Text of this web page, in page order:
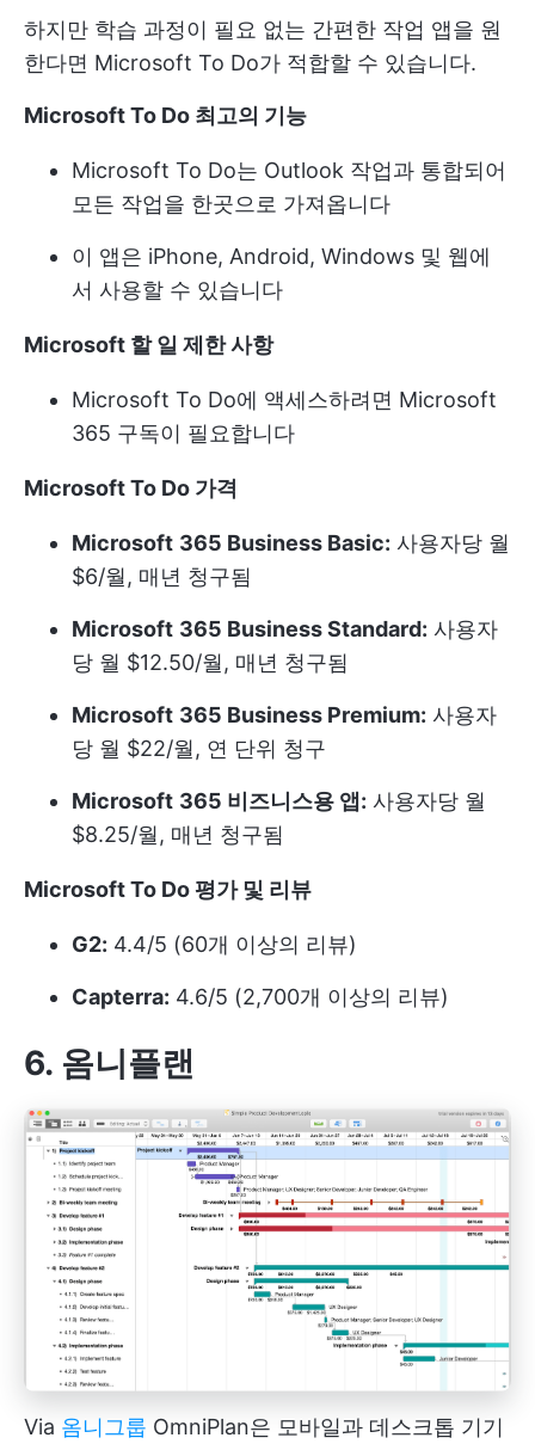
하지만 학습 과정이 필요 없는 간편한 작업 앱을 원
한다면 Microsoft To Do가 적합할 수 있습니다.
Microsoft To Do 최고의 기능
Microsoft To Do는 Outlook 작업과 통합되어
모든 작업을 한곳으로 가져옵니다
이 앱은 iPhone, Android, Windows 및 웹에
서 사용할 수 있습니다
Microsoft 할 일 제한 사항
Microsoft To Do에 액세스하려면 Microsoft
365 구독이 필요합니다
Microsoft To Do 가격
Microsoft 365 Business Basic: 사용자당 월
$6/월, 매년 청구됨
Microsoft 365 Business Standard: 사용자
당 월 $12.50/월, 매년 청구됨
Microsoft 365 Business Premium: 사용자
당 월 $22/월, 연 단위 청구
Microsoft 365 비즈니스용 앱: 사용자당 월
$8.25/월, 매년 청구됨
Microsoft To Do 평가 및 리뷰
G2: 4.4/5 (60개 이상의 리뷰)
Capterra: 4.6/5 (2,700개 이상의 리뷰)
6. 옴니플랜
Via 옴니그룹 OmniPlan은 모바일과 데스크톱 기기